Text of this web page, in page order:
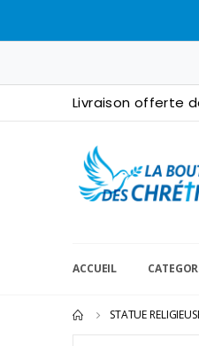
Livraison offerte
ACCUEIL
STATUE